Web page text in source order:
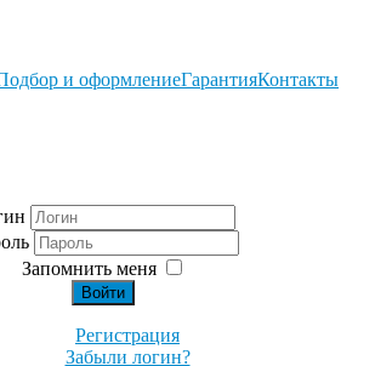
и оформлениеГарантияКонтакты
Запомнить меня
Войти
Регистрация
Забыли логин?